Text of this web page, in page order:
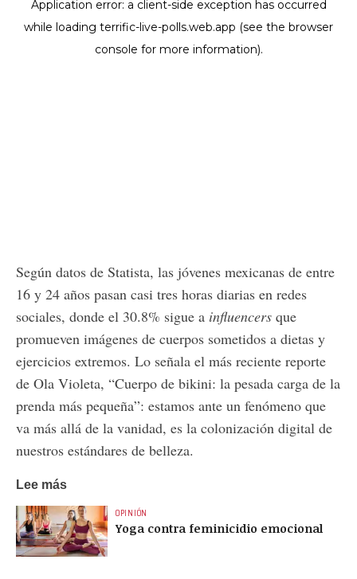
Según datos de Statista, las jóvenes mexicanas de entre
16 y 24 años pasan casi tres horas diarias en redes
sociales, donde el 30.8% sigue a influencers que
promueven imágenes de cuerpos sometidos a dietas y
ejercicios extremos. Lo señala el más reciente reporte
de Ola Violeta, “Cuerpo de bikini: la pesada carga de la
prenda más pequeña”: estamos ante un fenómeno que
va más allá de la vanidad, es la colonización digital de
nuestros estándares de belleza.
Lee más
OPINIÓN
Yoga contra feminicidio emocional